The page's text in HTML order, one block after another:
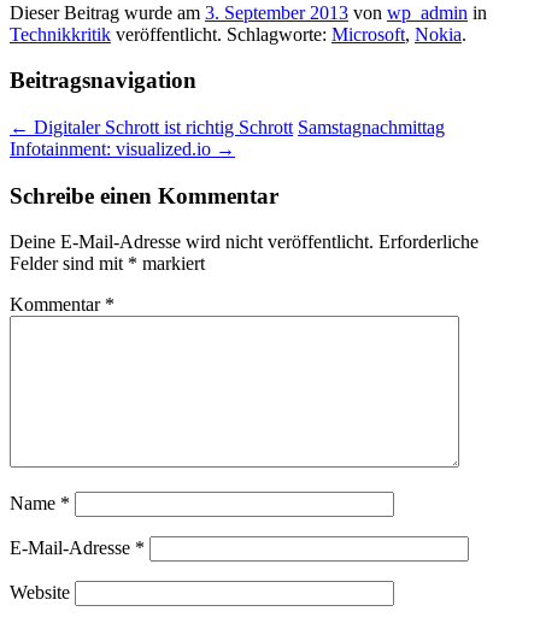
Dieser Beitrag wurde am 3. September 2013 von wp_admin in
Technikkritik veröffentlicht. Schlagworte: Microsoft, Nokia.
Beitragsnavigation
← Digitaler Schrott ist richtig Schrott Samstagnachmittag
Infotainment: visualized.io →
Schreibe einen Kommentar
Deine E-Mail-Adresse wird nicht veröffentlicht. Erforderliche
Felder sind mit * markiert
Kommentar *
Name *
E-Mail-Adresse *
Website